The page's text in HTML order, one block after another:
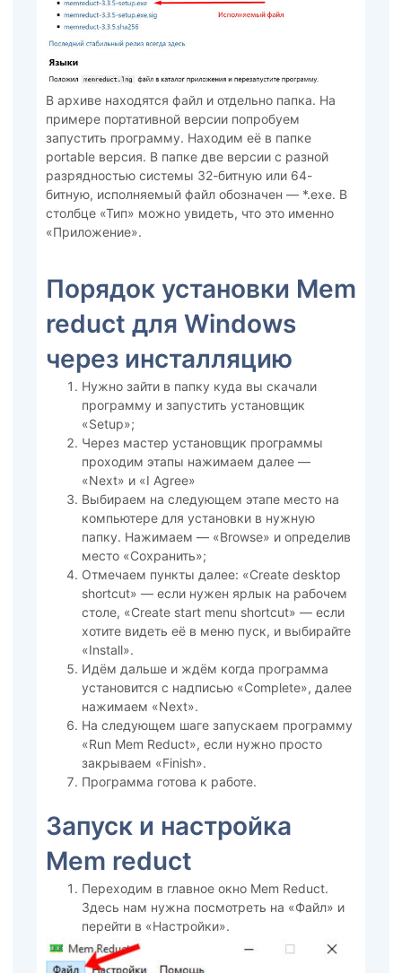
В архиве находятся файл и отдельно папка. На
примере портативной версии попробуем
запустить программу. Находим её в папке
portable версия. В папке две версии с разной
разрядностью системы 32-битную или 64-
битную, исполняемый файл обозначен — *.exe. В
столбце «Тип» можно увидеть, что это именно
«Приложение».
Порядок установки Mem
reduct для Windows
через инсталляцию
Нужно зайти в папку куда вы скачали
программу и запустить установщик
«Setup»;
Через мастер установщик программы
проходим этапы нажимаем далее —
«Next» и «I Agree»
Выбираем на следующем этапе место на
компьютере для установки в нужную
папку. Нажимаем — «Browse» и определив
место «Сохранить»;
Отмечаем пункты далее: «Create desktop
shortcut» — если нужен ярлык на рабочем
столе, «Create start menu shortcut» — если
хотите видеть её в меню пуск, и выбирайте
«Install».
Идём дальше и ждём когда программа
установится с надписью «Complete», далее
нажимаем «Next».
На следующем шаге запускаем программу
«Run Mem Reduct», если нужно просто
закрываем «Finish».
Программа готова к работе.
Запуск и настройка
Mem reduct
Переходим в главное окно Mem Reduct.
Здесь нам нужна посмотреть на «Файл» и
перейти в «Настройки».